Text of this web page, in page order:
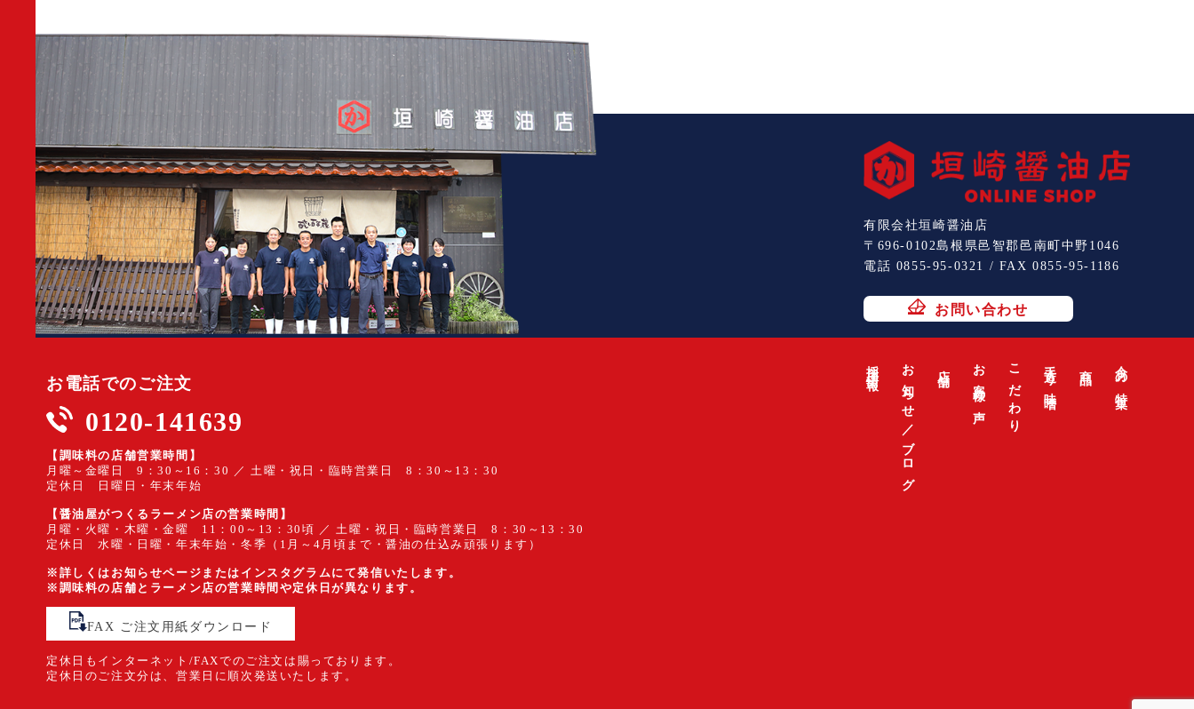
有限会社垣崎醤油店
〒696-0102島根県邑智郡邑南町中野1046
電話 0855-95-0321 / FAX 0855-95-1186
お問い合わせ
お電話でのご注文
0120-141639
【調味料の店舗営業時間】
月曜～金曜日 9：30～16：30 ／ 土曜・祝日・臨時営業日 8：30～13：30
定休日 日曜日・年末年始
【醤油屋がつくるラーメン店の営業時間】
月曜・火曜・木曜・金曜 11：00～13：30頃 ／ 土曜・祝日・臨時営業日 8：30～13：30
定休日 水曜・日曜・年末年始・冬季（1月～4月頃まで・醤油の仕込み頑張ります）
※詳しくはお知らせページまたはインスタグラムにて発信いたします。
※調味料の店舗とラーメン店の営業時間や定休日が異なります。
FAX ご注文用紙ダウンロード
定休日もインターネット/FAXでのご注文は賜っております。
定休日のご注文分は、営業日に順次発送いたします。
採用情報 お知らせ／ブログ お客様の声 こだわり 手造り味噌 今月の特集